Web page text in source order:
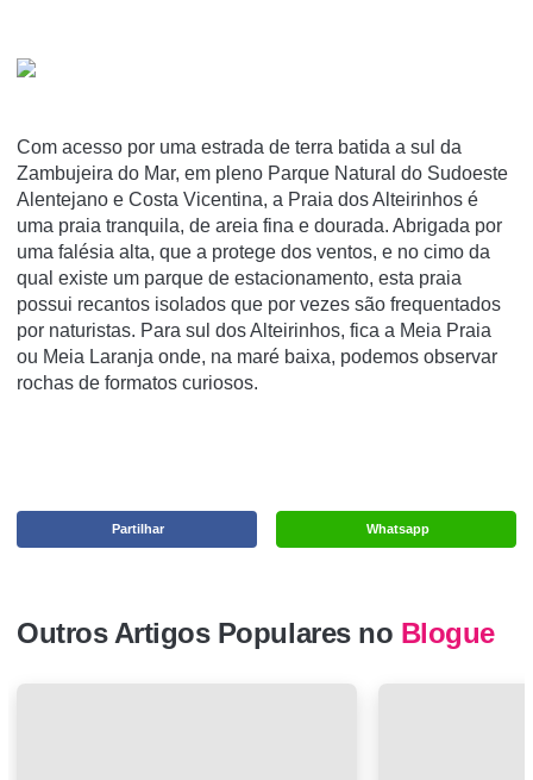
Com acesso por uma estrada de terra batida a sul da
Zambujeira do Mar, em pleno Parque Natural do Sudoeste
Alentejano e Costa Vicentina, a Praia dos Alteirinhos é
uma praia tranquila, de areia fina e dourada. Abrigada por
uma falésia alta, que a protege dos ventos, e no cimo da
qual existe um parque de estacionamento, esta praia
possui recantos isolados que por vezes são frequentados
por naturistas. Para sul dos Alteirinhos, fica a Meia Praia
ou Meia Laranja onde, na maré baixa, podemos observar
rochas de formatos curiosos.
Whatsapp
Partilhar
Outros Artigos Populares no Blogue